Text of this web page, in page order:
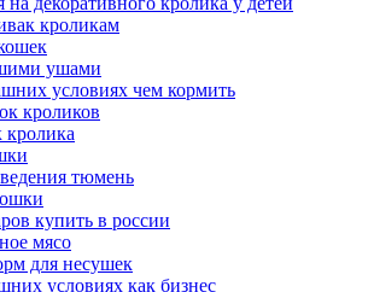
кроликам
ушами
условиях чем кормить
кроликов
кролика
тюмень
купить в россии
мясо
для несушек
условиях как бизнес